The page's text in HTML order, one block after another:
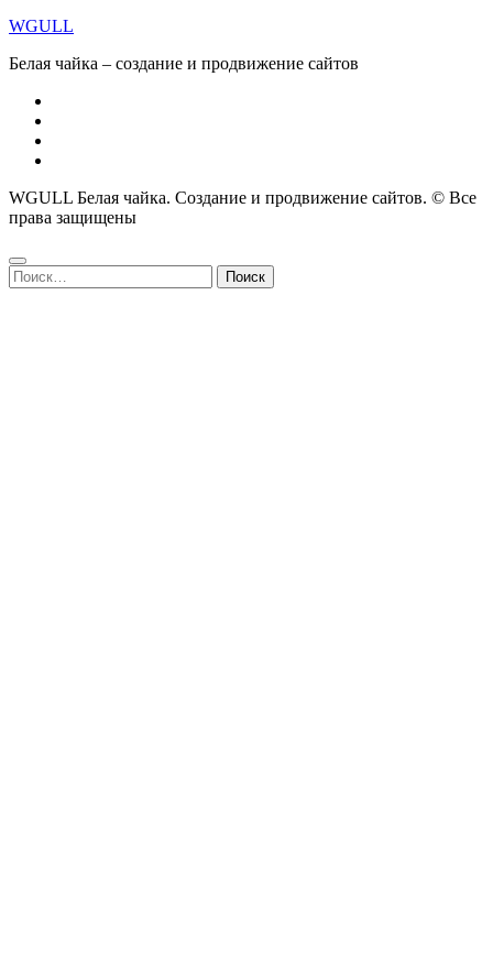
WGULL
Белая чайка – создание и продвижение сайтов
WGULL Белая чайка. Создание и продвижение сайтов. © Все
права защищены
Найти: